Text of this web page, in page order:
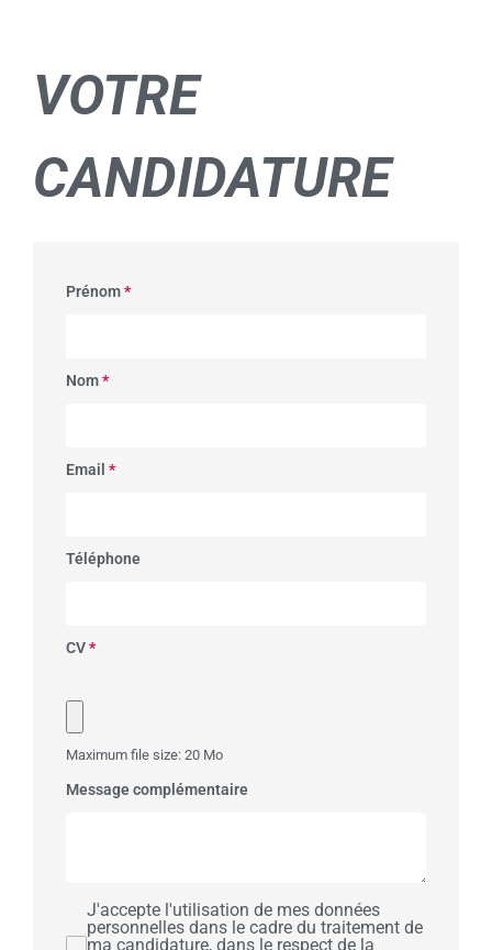
VOTRE
CANDIDATURE
Prénom*
Nom*
Email *
Téléphone
CV*
Maximum file size: 20 Mo
Message complémentaire
J'accepte l'utilisation de mes données
personnelles dans le cadre du traitement de
ma candidature, dans le respect de la